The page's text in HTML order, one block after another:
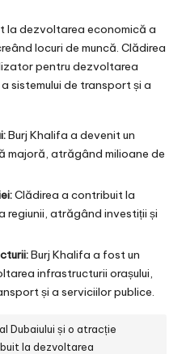
la dezvoltarea economică a
locuri de muncă. Clădirea
pentru dezvoltarea
sistemului de transport și a
Burj Khalifa a devenit un
majoră, atrăgând milioane de
Clădirea a contribuit la
regiunii, atrăgând investiții și
Burj Khalifa a fost un
infrastructurii orașului,
și a serviciilor publice.
Dubaiului și o atracție
la dezvoltarea